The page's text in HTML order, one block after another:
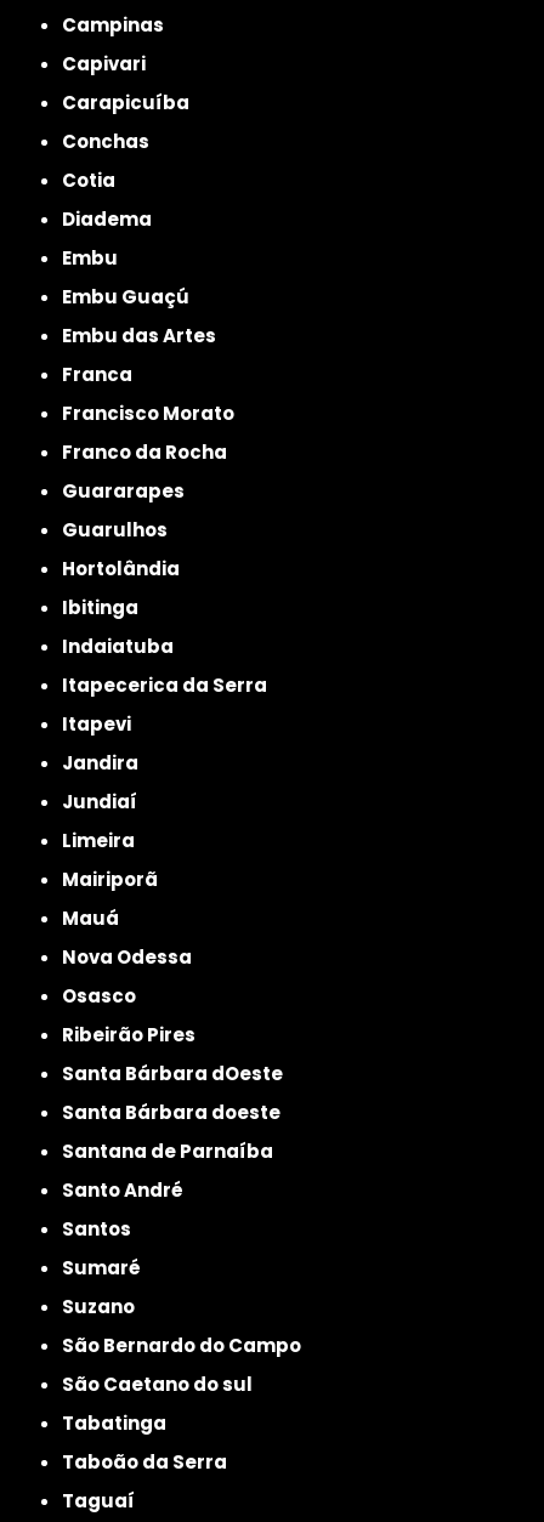
Campinas
Capivari
Carapicuíba
Conchas
Cotia
Diadema
Embu
Embu Guaçú
Embu das Artes
Franca
Francisco Morato
Franco da Rocha
Guararapes
Guarulhos
Hortolândia
Ibitinga
Indaiatuba
Itapecerica da Serra
Itapevi
Jandira
Jundiaí
Limeira
Mairiporã
Mauá
Nova Odessa
Osasco
Ribeirão Pires
Santa Bárbara dOeste
Santa Bárbara doeste
Santana de Parnaíba
Santo André
Santos
Sumaré
Suzano
São Bernardo do Campo
São Caetano do sul
Tabatinga
Taboão da Serra
Taguaí